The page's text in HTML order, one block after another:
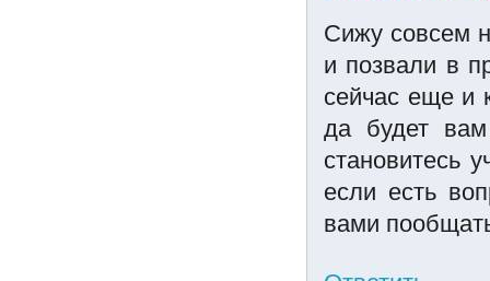
Сижу совсем
и позвали в
сейчас еще и
да будет
становитесь
если есть
вами